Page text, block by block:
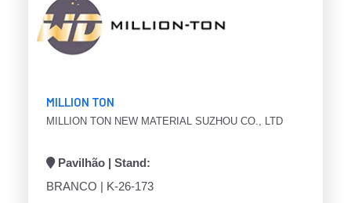
MILLION TON
MILLION TON NEW MATERIAL SUZHOU CO., LTD
Pavilhão | Stand:
BRANCO | K-26-173